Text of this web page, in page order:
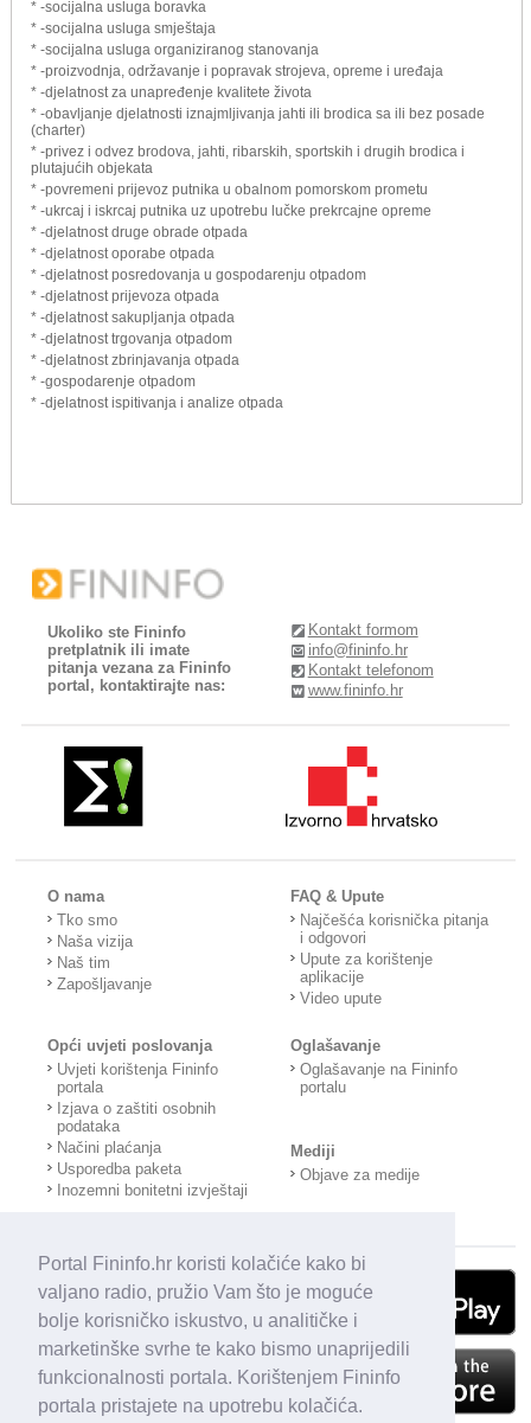
Portal Fininfo.hr koristi kolačiće kako bi
valjano radio, pružio Vam što je moguće
bolje korisničko iskustvo, u analitičke i
marketinške svrhe te kako bismo unaprijedili
funkcionalnosti portala. Korištenjem Fininfo
portala pristajete na upotrebu kolačića.
* -socijalna usluga boravka
* -socijalna usluga smještaja
* -socijalna usluga organiziranog stanovanja
* -proizvodnja, održavanje i popravak strojeva, opreme i uređaja
* -djelatnost za unapređenje kvalitete života
* -obavljanje djelatnosti iznajmljivanja jahti ili brodica sa ili bez posade
(charter)
* -privez i odvez brodova, jahti, ribarskih, sportskih i drugih brodica i
plutajućih objekata
* -povremeni prijevoz putnika u obalnom pomorskom prometu
* -ukrcaj i iskrcaj putnika uz upotrebu lučke prekrcajne opreme
* -djelatnost druge obrade otpada
* -djelatnost oporabe otpada
* -djelatnost posredovanja u gospodarenju otpadom
* -djelatnost prijevoza otpada
* -djelatnost sakupljanja otpada
* -djelatnost trgovanja otpadom
* -djelatnost zbrinjavanja otpada
* -gospodarenje otpadom
* -djelatnost ispitivanja i analize otpada
Ukoliko ste Fininfo
pretplatnik ili imate
pitanja vezana za Fininfo
portal, kontaktirajte nas:
Kontakt formom
info@fininfo.hr
Kontakt telefonom
www.fininfo.hr
O nama
Tko smo
Naša vizija
Naš tim
Zapošljavanje
FAQ & Upute
Najčešća korisnička pitanja
i odgovori
Upute za korištenje
aplikacije
Video upute
Opći uvjeti poslovanja
Uvjeti korištenja Fininfo
portala
Izjava o zaštiti osobnih
podataka
Načini plaćanja
Usporedba paketa
Inozemni bonitetni izvještaji
Oglašavanje
Oglašavanje na Fininfo
portalu
Mediji
Objave za medije